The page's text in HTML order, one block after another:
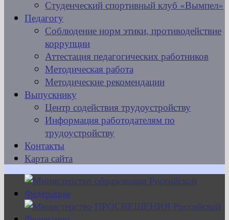
Студенческий спортивный клуб «Вымпел»
Педагогу
Соблюдение норм этики, противодействие
коррупции
Аттестация педагогических работников
Методическая работа
Методические рекомендации
Выпускнику
Центр содействия трудоустройству
Информация работодателям по
трудоустройству
Контакты
Карта сайта